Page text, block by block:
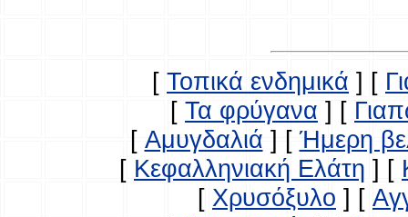
[ Τοπικά ενδημικά ] [
[ Τα φρύγανα ] [
[ Αμυγδαλιά ] [Ήμερη
[ Κεφαλληνιακή Ελάτη ] [
[ Χρυσόξυλο ] [